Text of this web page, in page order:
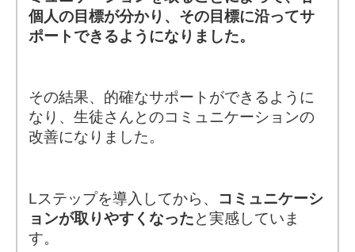
個人の目標が分かり、その目標に沿ってサ
ポートできるようになりました。
その結果、的確なサポートができるように
なり、生徒さんとのコミュニケーションの
改善になりました。
Lステップを導入してから、 コミュニケーシ
ョンが取りやすくなった と実感していま
す。